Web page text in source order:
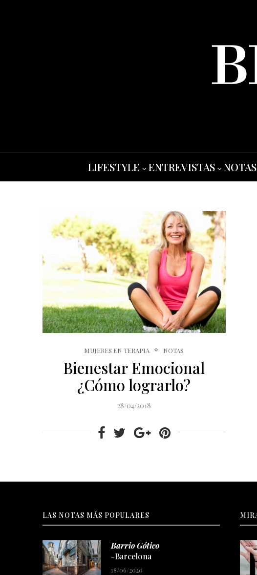
LIFESTYLE ENTREVISTAS NOTAS
MUJERES EN TERAPIA NOTAS
Bienestar Emocional
¿Cómo lograrlo?
28/04/2018
LAS NOTAS MÁS POPULARES
Barrio Gótico
-Barcelona
18/06/2020